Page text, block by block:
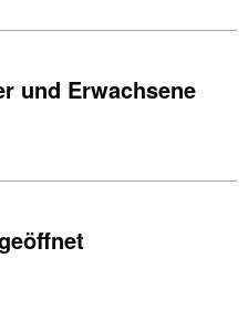
und Erwachsene